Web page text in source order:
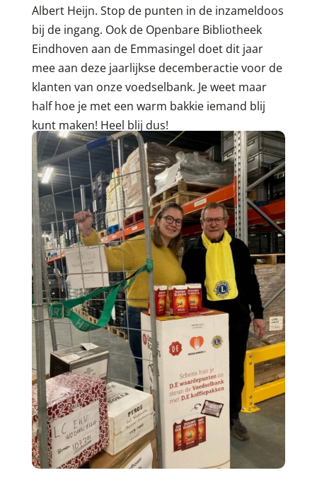
Albert Heijn. Stop de punten in de inzameldoos
bij de ingang. Ook de Openbare Bibliotheek
Eindhoven aan de Emmasingel doet dit jaar
mee aan deze jaarlijkse decemberactie voor de
klanten van onze voedselbank. Je weet maar
half hoe je met een warm bakkie iemand blij
kunt maken! Heel blij dus!